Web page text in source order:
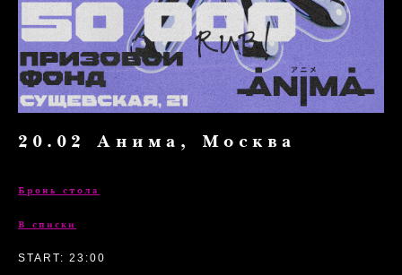
20.02 Анима, Москва
Бронь стола
В списки
START: 23:00